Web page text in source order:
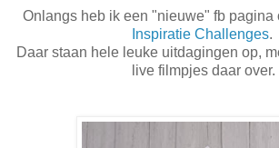
Onlangs heb ik een "nieuwe" fb pagina
Inspiratie Challenges.
Daar staan hele leuke uitdagingen op,
live filmpjes daar over.